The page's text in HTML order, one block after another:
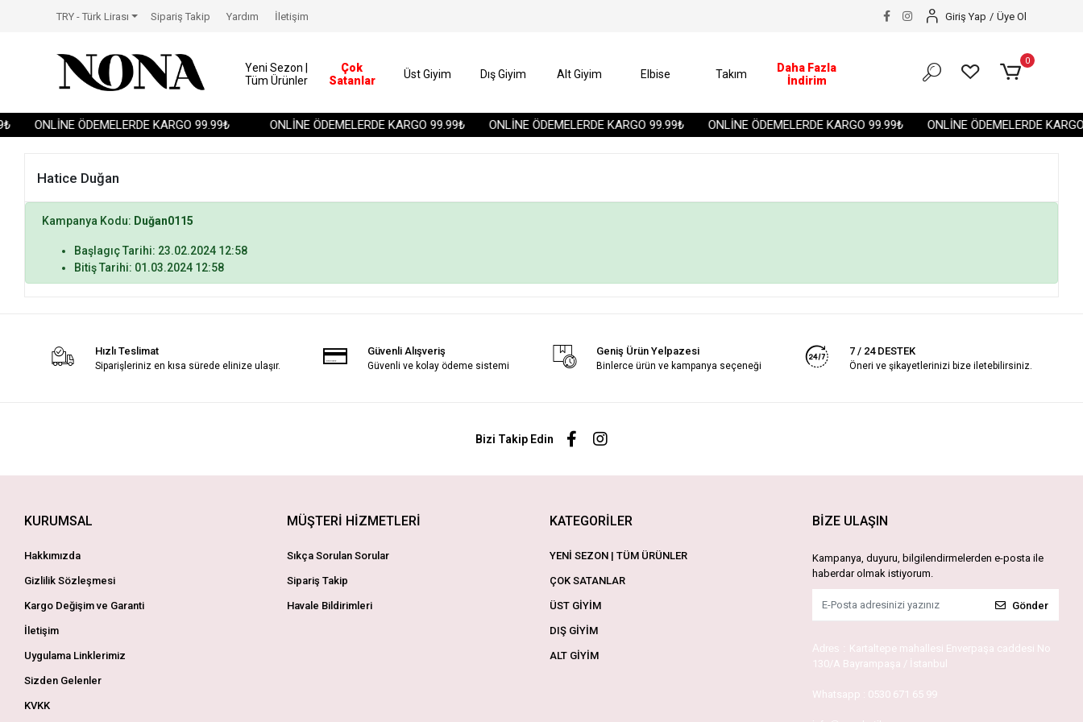
ONLİNE ÖDEMELERDE KARGO 99.99₺ ONLİNE ÖDEMELERDE KARGO 99.99₺ ONLİNE ÖDEMELERDE KARGO 99.99₺ ONLİNE ÖDEMELERDE KARGO 99.99₺ ONLİNE ÖDEMELERDE
TRY - Türk Lirası Sipariş Takip Yardım İletişim Giriş Yap / Üye Ol
Yeni Sezon |
Tüm Ürünler
Çok
Satanlar
Üst Giyim Dış Giyim Alt Giyim Elbise Takım
Daha Fazla
İndirim
0
Hatice Duğan
Kampanya Kodu: Duğan0115
Başlagıç Tarihi: 23.02.2024 12:58
Bitiş Tarihi: 01.03.2024 12:58
Hızlı Teslimat
Siparişleriniz en kısa sürede elinize ulaşır.
Güvenli Alışveriş
Güvenli ve kolay ödeme sistemi
Geniş Ürün Yelpazesi
Binlerce ürün ve kampanya seçeneği
7 / 24 DESTEK
Öneri ve şikayetlerinizi bize iletebilirsiniz.
Bizi Takip Edin
KURUMSAL
Hakkımızda
Gizlilik Sözleşmesi
Kargo Değişim ve Garanti
İletişim
Uygulama Linklerimiz
Sizden Gelenler
KVKK
MÜŞTERİ HİZMETLERİ
Sıkça Sorulan Sorular
Sipariş Takip
Havale Bildirimleri
KATEGORİLER
YENİ SEZON | TÜM ÜRÜNLER
ÇOK SATANLAR
ÜST GİYİM
DIŞ GİYİM
ALT GİYİM
BİZE ULAŞIN
Kampanya, duyuru, bilgilendirmelerden e-posta ile
haberdar olmak istiyorum.
Gönder
Adres : Kartaltepe mahallesi Enverpaşa caddesi No
130/A Bayrampaşa / İstanbul
Whatsapp : 0530 671 65 99